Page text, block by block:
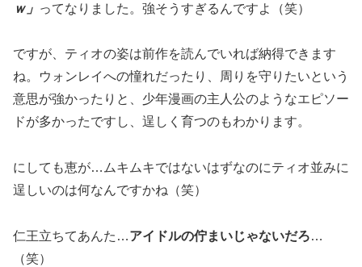
ｗ」 ってなりました。強そうすぎるんですよ（笑）
ですが、ティオの姿は前作を読んでいれば納得できます
ね。ウォンレイへの憧れだったり、周りを守りたいという
意思が強かったりと、少年漫画の主人公のようなエピソー
ドが多かったですし、逞しく育つのもわかります。
にしても恵が…ムキムキではないはずなのにティオ並みに
逞しいのは何なんですかね（笑）
仁王立ちてあんた…アイドルの佇まいじゃないだろ…
（笑）